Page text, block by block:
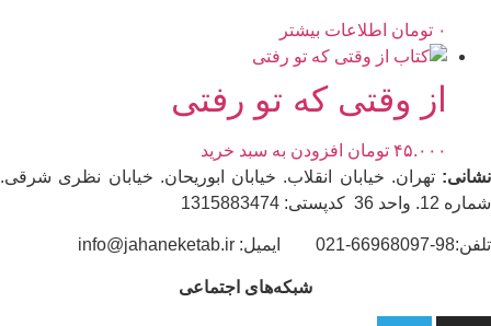
۰ تومان اطلاعات بیشتر
از وقتی که تو رفتی
۴۵.۰۰۰ تومان افزودن به سبد خرید
نشانی: تهران. خیابان انقلاب. خیابان ابوریحان. خیابان نظری شرقی.
شماره 12. واحد 36 کدپستی: 1315883474
تلفن:98-66968097-021 ایمیل: info@jahaneketab.ir
شبکه‌های اجتماعی